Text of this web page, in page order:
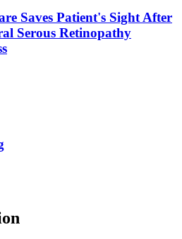
Saves Patient's Sight After
Serous Retinopathy